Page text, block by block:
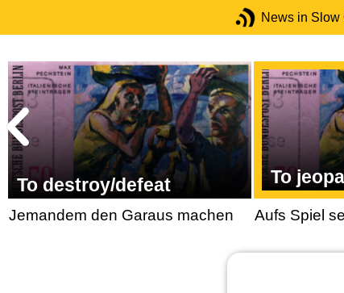
News in Slow
To destroy/defeat
Jemandem den Garaus machen
To
Aufs Spiel